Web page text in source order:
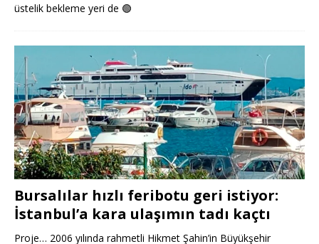
üstelik bekleme yeri de 🟢
Bursalılar hızlı feribotu geri istiyor:
İstanbul’a kara ulaşımın tadı kaçtı
Proje… 2006 yılında rahmetli Hikmet Şahin’in Büyükşehir